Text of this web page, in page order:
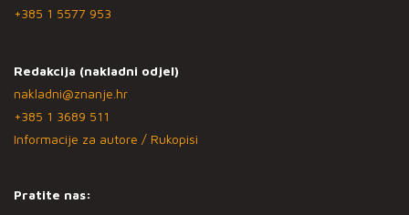
+385 1 5577 953
Redakcija (nakladni odjel)
nakladni@znanje.hr
+385 1 3689 511
Informacije za autore / Rukopisi
Pratite nas: